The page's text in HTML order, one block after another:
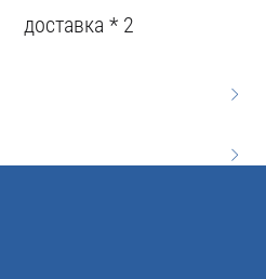
доставка * 2